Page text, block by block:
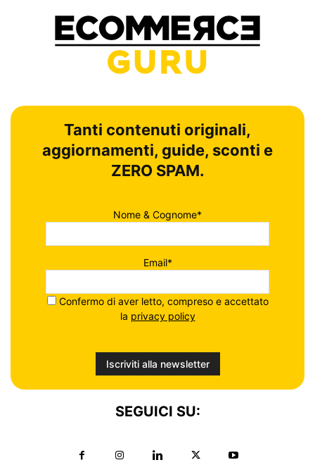
Tanti contenuti originali,
aggiornamenti, guide, sconti e
ZERO SPAM.
Nome & Cognome*
Email*
Confermo di aver letto, compreso e accettato
la privacy policy
SEGUICI SU: